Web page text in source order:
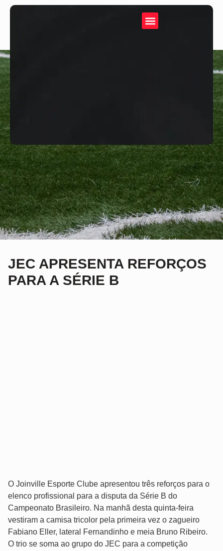
JEC APRESENTA REFORÇOS
PARA A SÉRIE B
O Joinville Esporte Clube apresentou três reforços para o
elenco profissional para a disputa da Série B do
Campeonato Brasileiro. Na manhã desta quinta-feira
vestiram a camisa tricolor pela primeira vez o zagueiro
Fabiano Eller, lateral Fernandinho e meia Bruno Ribeiro.
O trio se soma ao grupo do JEC para a competição